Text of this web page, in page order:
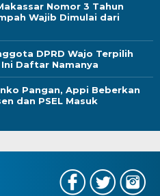
Nomor 3 Tahun
Wajib Dimulai dari
DPRD Wajo Terpilih
Daftar Namanya
Pangan, Appi Beberkan
dan PSEL Masuk